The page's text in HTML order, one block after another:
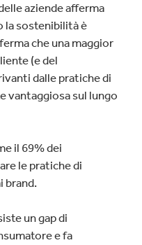
aziende afferma
la sostenibilità è
che una maggior
(e del
dalle pratiche di
vantaggiosa sul lungo
il 69% dei
le pratiche di
brand.
un gap di
e fa